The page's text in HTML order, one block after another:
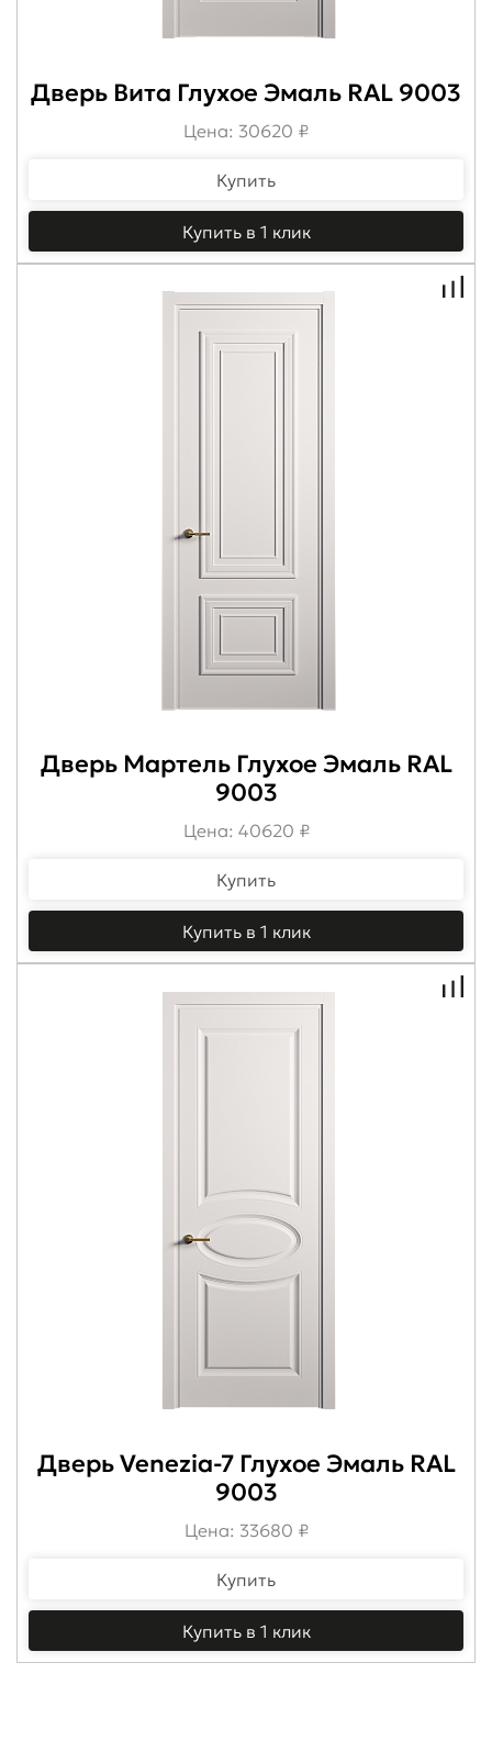
Дверь Вита Глухое Эмаль RAL 9003
Цена: 30620 ₽
Купить
Купить в 1 клик
Дверь Мартель Глухое Эмаль RAL
9003
Цена: 40620 ₽
Купить
Купить в 1 клик
Дверь Venezia-7 Глухое Эмаль RAL
9003
Цена: 33680 ₽
Купить
Купить в 1 клик